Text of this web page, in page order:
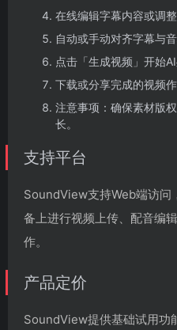
在线编辑字幕内容或调整
自动或手动对齐字幕与
点击「生成视频」开始AI
下载或分享完成的视频作
注意事项：确保素材版
长。
支持平台
SoundView支持Web端访问
备上进行视频上传、配音编
作。
产品定价
SoundView提供基础试用功